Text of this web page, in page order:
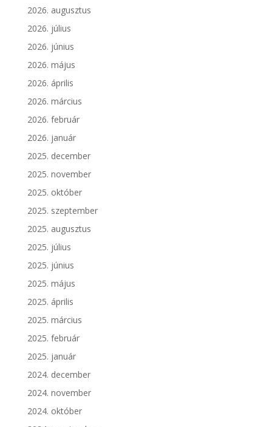
2026. augusztus
2026. július
2026. június
2026. május
2026. április
2026. március
2026. február
2026. január
2025. december
2025. november
2025. október
2025. szeptember
2025. augusztus
2025. július
2025. június
2025. május
2025. április
2025. március
2025. február
2025. január
2024. december
2024. november
2024. október